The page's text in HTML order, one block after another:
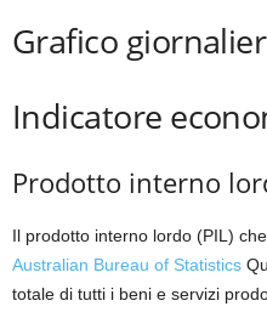
Grafico
Indicatore
Prodotto interno
Il prodotto interno lordo (PIL)
Australian Bureau of Statistics
totale di tutti i beni e servizi